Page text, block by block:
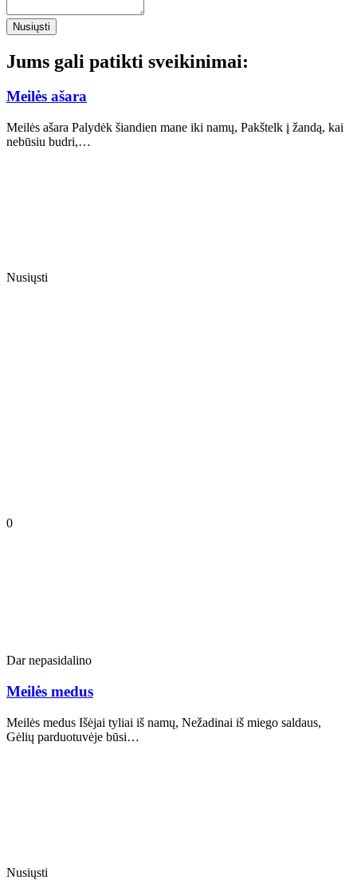
Nusiųsti
Jums gali patikti sveikinimai:
Meilės ašara
Meilės ašara Palydėk šiandien mane iki namų, Pakštelk į žandą, kai
nebūsiu budri,…
Nusiųsti
0
Dar nepasidalino
Meilės medus
Meilės medus Išėjai tyliai iš namų, Nežadinai iš miego saldaus,
Gėlių parduotuvėje būsi…
Nusiųsti